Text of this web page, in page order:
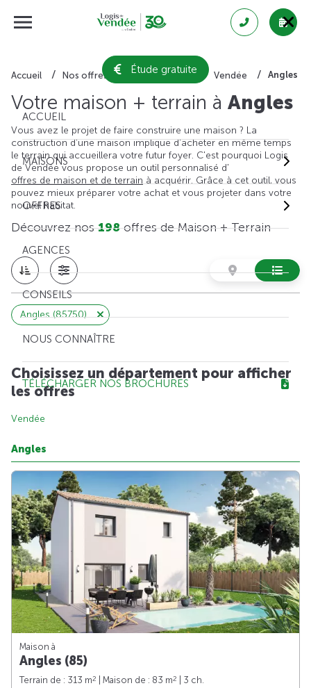
Étude gratuite
ACCUEIL
MAISONS
OFFRES
AGENCES
CONSEILS
NOUS CONNAÎTRE
TÉLÉCHARGER NOS BROCHURES
Accueil Nos offres de maison + terrain Vendée Angles
Votre maison + terrain à Angles
Vous avez le projet de faire construire une maison ? La
construction d'une maison implique d'acheter en même temps
le terrain qui accueillera votre futur foyer. C'est pourquoi Logis
de Vendée vous propose un outil personnalisé d'
offres de maison et de terrain à acquérir. Grâce à cet outil, vous
pouvez mieux préparer votre achat et vous projeter dans votre
nouvel habitat.
Découvrez nos198offres de Maison + Terrain
Angles (85750)
Choisissez un département pour afficher
les offres
Vendée
Angles
Maison à
Angles (85)
Terrain de : 313 m2 | Maison de : 83 m2
| 3 ch.